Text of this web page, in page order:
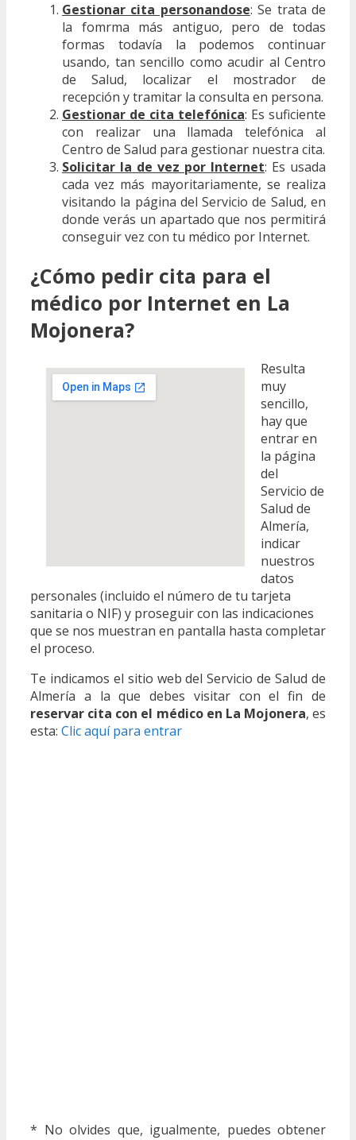
Gestionar cita personandose: Se trata de
la fomrma más antiguo, pero de todas
formas todavía la podemos continuar
usando, tan sencillo como acudir al Centro
de Salud, localizar el mostrador de
recepción y tramitar la consulta en persona.
Gestionar de cita telefónica: Es suficiente
con realizar una llamada telefónica al
Centro de Salud para gestionar nuestra cita.
Solicitar la de vez por Internet: Es usada
cada vez más mayoritariamente, se realiza
visitando la página del Servicio de Salud, en
donde verás un apartado que nos permitirá
conseguir vez con tu médico por Internet.
¿Cómo pedir cita para el
médico por Internet en La
Mojonera?
Resulta
muy
sencillo,
hay que
entrar en
la página
del
Servicio de
Salud de
Almería,
indicar
nuestros
datos
personales (incluido el número de tu tarjeta
sanitaria o NIF) y proseguir con las indicaciones
que se nos muestran en pantalla hasta completar
el proceso.
Te indicamos el sitio web del Servicio de Salud de
Almería a la que debes visitar con el fin de
reservar cita con el médico en La Mojonera, es
esta: Clic aquí para entrar
* No olvides que, igualmente, puedes obtener